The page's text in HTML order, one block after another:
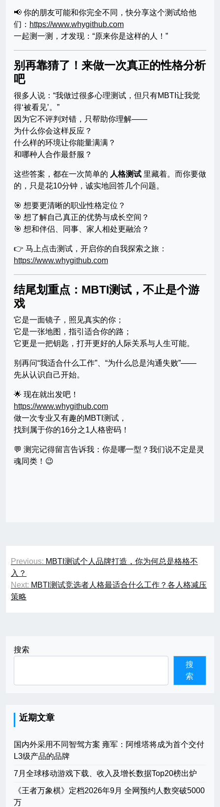
📢 你的朋友可能和你完全不同，快分享这个测试给他
们： https://www.whygithub.com
一起测一测，才发现：“原来你是这样的人！”
别再靠猜了！来做一次真正的性格分析
吧
很多人说：“我做过很多心理测试，但只有MBTI让我觉
得‘被看见’。”
因为它不评判对错，只帮助你理解——
为什么你会这样反应？
什么样的环境让你能量满满？
和哪种人合作最舒服？
这些答案，都在一次简单的 人格测试 里藏着。而你要做
的，只是花10分钟，诚实地回答几个问题。
🎯 想要更清晰的职业性格定位？
🎯 想了解自己真正的优势与成长空间？
🎯 想和伴侣、同事、家人相处更融洽？
👉 马上点击测试，开启你的自我探索之旅：
https://www.whygithub.com
结尾划重点：MBTI测试，不止是个游
戏
它是一面镜子，照见真实的你；
它是一张地图，指引适合你的路；
它更是一把钥匙，打开更好的人际关系与人生可能。
别再问“我适合什么工作”、“为什么总是沟通失败”——
先从认识自己开始。
🌟 现在就出发吧！
https://www.whygithub.com
做一次专业又有趣的MBTI测试，
找到属于你的16分之1人格密码！
💬 测完记得留言告诉我：你是哪一型？我们说不定是灵
魂同类！😉
文
章
导
Previous: MBTI测试个人品牌打造，你为何总是格格不
入？
Next: MBTI测试竞选者人格最适合什么工作？各人格减压
策略
搜索
搜
索
近期文章
国内外采用不同智驾方案 雍军：阿维塔将成为首个交付
L3级产品的品牌
7月全球移动游戏下载、收入及增长数据Top20榜出炉
《王者万象棋》定档2026年9月 全网预约人数突破5000
万